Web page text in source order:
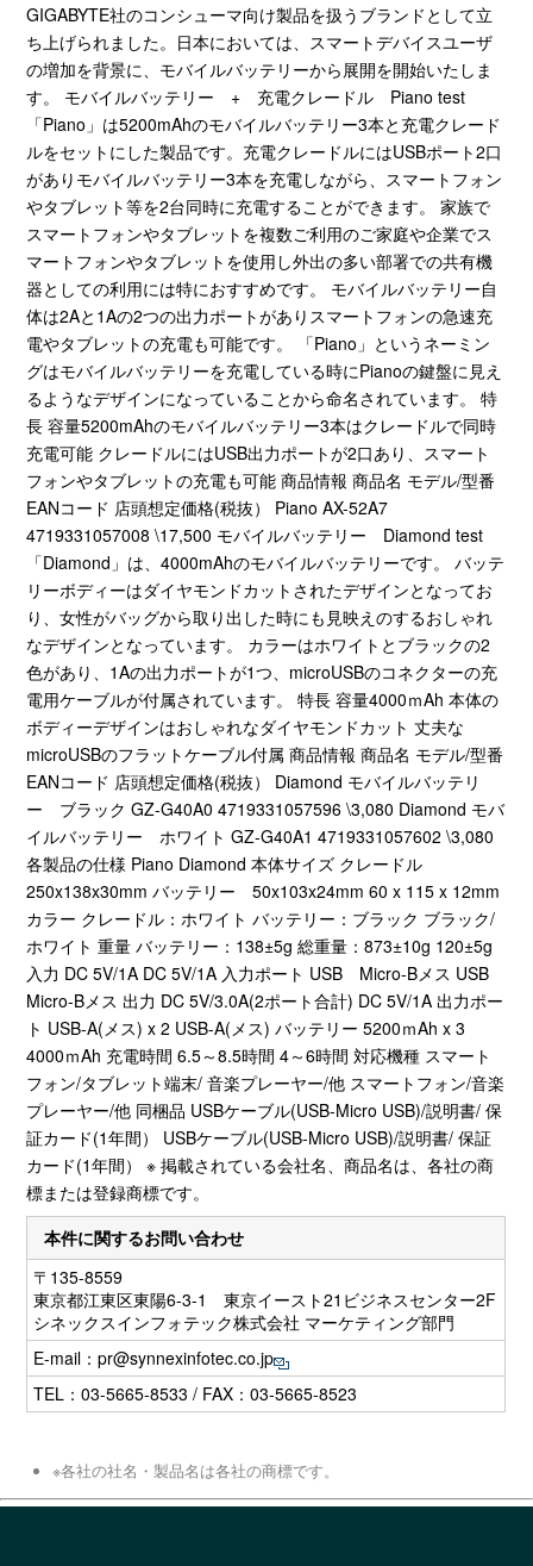
GIGABYTE社のコンシューマ向け製品を扱うブランドとして立
ち上げられました。日本においては、スマートデバイスユーザ
の増加を背景に、モバイルバッテリーから展開を開始いたしま
す。 モバイルバッテリー + 充電クレードル Piano test
「Piano」は5200mAhのモバイルバッテリー3本と充電クレード
ルをセットにした製品です。充電クレードルにはUSBポート2口
がありモバイルバッテリー3本を充電しながら、スマートフォン
やタブレット等を2台同時に充電することができます。 家族で
スマートフォンやタブレットを複数ご利用のご家庭や企業でス
マートフォンやタブレットを使用し外出の多い部署での共有機
器としての利用には特におすすめです。 モバイルバッテリー自
体は2Aと1Aの2つの出力ポートがありスマートフォンの急速充
電やタブレットの充電も可能です。 「Piano」というネーミン
グはモバイルバッテリーを充電している時にPianoの鍵盤に見え
るようなデザインになっていることから命名されています。 特
長 容量5200mAhのモバイルバッテリー3本はクレードルで同時
充電可能 クレードルにはUSB出力ポートが2口あり、スマート
フォンやタブレットの充電も可能 商品情報 商品名 モデル/型番
EANコード 店頭想定価格(税抜） Piano AX-52A7
4719331057008 \17,500 モバイルバッテリー Diamond test
「Diamond」は、4000mAhのモバイルバッテリーです。 バッテ
リーボディーはダイヤモンドカットされたデザインとなってお
り、女性がバッグから取り出した時にも見映えのするおしゃれ
なデザインとなっています。 カラーはホワイトとブラックの2
色があり、1Aの出力ポートが1つ、microUSBのコネクターの充
電用ケーブルが付属されています。 特長 容量4000ｍAh 本体の
ボディーデザインはおしゃれなダイヤモンドカット 丈夫な
microUSBのフラットケーブル付属 商品情報 商品名 モデル/型番
EANコード 店頭想定価格(税抜） Diamond モバイルバッテリ
ー ブラック GZ-G40A0 4719331057596 \3,080 Diamond モバ
イルバッテリー ホワイト GZ-G40A1 4719331057602 \3,080
各製品の仕様 Piano Diamond 本体サイズ クレードル
250x138x30mm バッテリー 50x103x24mm 60 x 115 x 12mm
カラー クレードル：ホワイト バッテリー：ブラック ブラック/
ホワイト 重量 バッテリー：138±5g 総重量：873±10g 120±5g
入力 DC 5V/1A DC 5V/1A 入力ポート USB Micro-Bメス USB
Micro-Bメス 出力 DC 5V/3.0A(2ポート合計) DC 5V/1A 出力ポー
ト USB-A(メス) x 2 USB-A(メス) バッテリー 5200ｍAh x 3
4000ｍAh 充電時間 6.5～8.5時間 4～6時間 対応機種 スマート
フォン/タブレット端末/ 音楽プレーヤー/他 スマートフォン/音楽
プレーヤー/他 同梱品 USBケーブル(USB-Micro USB)/説明書/ 保
証カード(1年間） USBケーブル(USB-Micro USB)/説明書/ 保証
カード(1年間） ※ 掲載されている会社名、商品名は、各社の商
標または登録商標です。
本件に関するお問い合わせ
〒135-8559
東京都江東区東陽6-3-1 東京イースト21ビジネスセンター2F
シネックスインフォテック株式会社 マーケティング部門
E-mail：pr@synnexinfotec.co.jp
TEL：03-5665-8533 / FAX：03-5665-8523
※各社の社名・製品名は各社の商標です。